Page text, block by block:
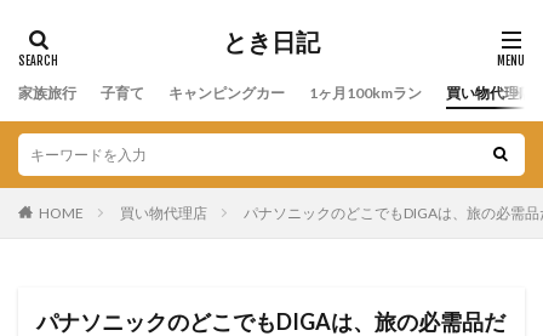
とき日記
家族旅行 子育て キャンピングカー 1ヶ月100kmラン 買い物代理店
HOME 買い物代理店 パナソニックのどこでもDIGAは、旅の必需
パナソニックのどこでもDIGAは、旅の必需品だ